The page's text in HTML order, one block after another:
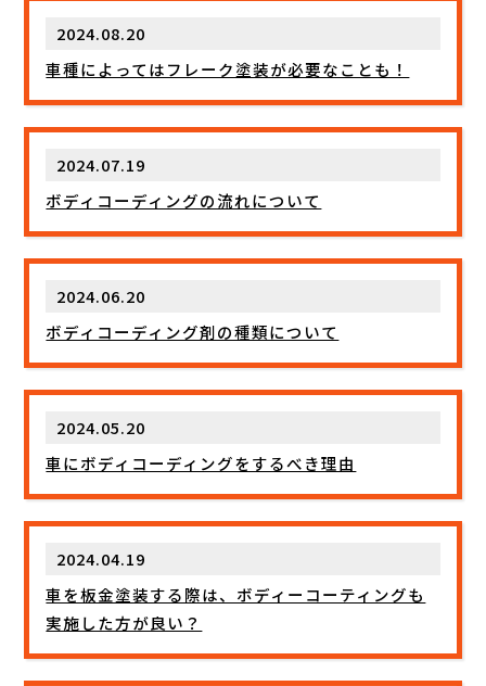
2024.08.20
車種によってはフレーク塗装が必要なことも！
2024.07.19
ボディコーディングの流れについて
2024.06.20
ボディコーディング剤の種類について
2024.05.20
車にボディコーディングをするべき理由
2024.04.19
車を板金塗装する際は、ボディーコーティングも
実施した方が良い？